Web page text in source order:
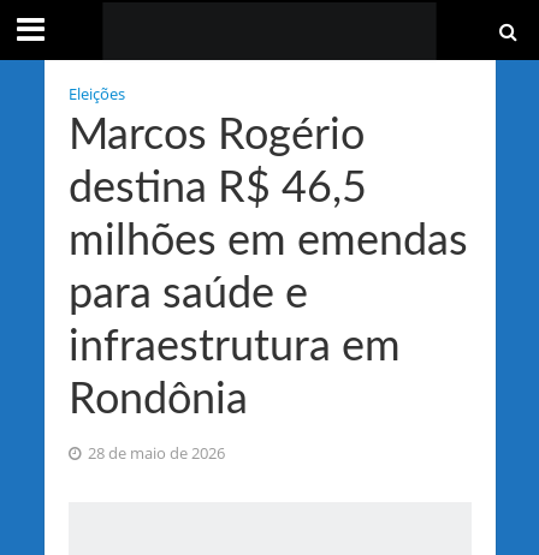
Eleições
Marcos Rogério
destina R$ 46,5
milhões em emendas
para saúde e
infraestrutura em
Rondônia
28 de maio de 2026